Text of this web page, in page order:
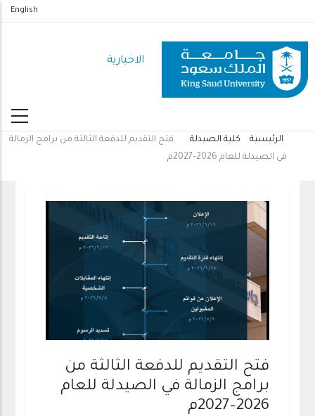
المحتوى
الرئيسي
English
الاخبارية
مسار
الرئيسية كلية الصيدلة
فتح التقديم للدفعة الثالثة من برامج الزمالة
في الصيدلة للعام 2026–2027م
فتح التقديم للدفعة الثالثة من
برامج الزمالة في الصيدلة للعام
2026–2027م